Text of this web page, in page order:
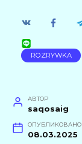
ROZRYWKA
АВТОР
saqosaig
ОПУБЛИКОВАНО
08.03.2025